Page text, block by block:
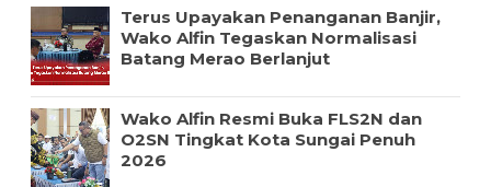
Terus Upayakan Penanganan Banjir,
Wako Alfin Tegaskan Normalisasi
Batang Merao Berlanjut
Wako Alfin Resmi Buka FLS2N dan
O2SN Tingkat Kota Sungai Penuh
2026